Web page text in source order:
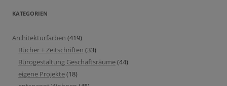
KATEGORIEN
Architekturfarben (419)
Bücher + Zeitschriften (33)
Bürogestaltung Geschäftsräume(44)
eigene Projekte(18)